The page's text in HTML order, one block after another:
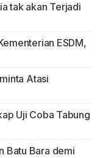
tak akan Terjadi
ESDM,
Atasi
Uji Coba Tabung
Batu Bara demi